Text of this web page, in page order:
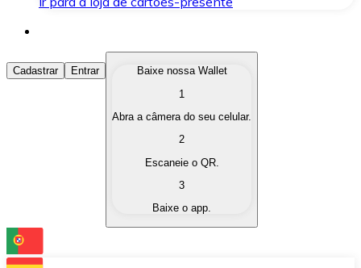
Comprar Criptomoedas
Compre as criptomoedas de seu interesse de forma
Converta suas criptomoedas em moeda fiduciária
Troque uma criptomoeda por outra
Cadastrar Entrar
Baixe nossa Wallet
1
Abra a câmera do seu celular.
2
Escaneie o QR.
3
Baixe o app.